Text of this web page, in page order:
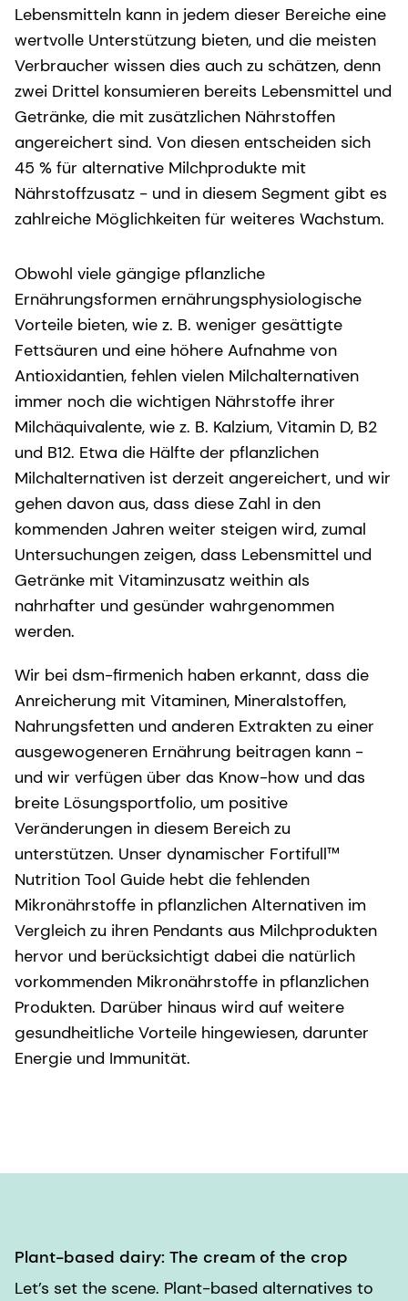
Lebensmitteln kann in jedem dieser Bereiche eine
wertvolle Unterstützung bieten, und die meisten
Verbraucher wissen dies auch zu schätzen, denn
zwei Drittel konsumieren bereits Lebensmittel und
Getränke, die mit zusätzlichen Nährstoffen
angereichert sind. Von diesen entscheiden sich
45 % für alternative Milchprodukte mit
Nährstoffzusatz - und in diesem Segment gibt es
zahlreiche Möglichkeiten für weiteres Wachstum.
Obwohl viele gängige pflanzliche
Ernährungsformen ernährungsphysiologische
Vorteile bieten, wie z. B. weniger gesättigte
Fettsäuren und eine höhere Aufnahme von
Antioxidantien, fehlen vielen Milchalternativen
immer noch die wichtigen Nährstoffe ihrer
Milchäquivalente, wie z. B. Kalzium, Vitamin D, B2
und B12. Etwa die Hälfte der pflanzlichen
Milchalternativen ist derzeit angereichert, und wir
gehen davon aus, dass diese Zahl in den
kommenden Jahren weiter steigen wird, zumal
Untersuchungen zeigen, dass Lebensmittel und
Getränke mit Vitaminzusatz weithin als
nahrhafter und gesünder wahrgenommen
werden.
Wir bei dsm-firmenich haben erkannt, dass die
Anreicherung mit Vitaminen, Mineralstoffen,
Nahrungsfetten und anderen Extrakten zu einer
ausgewogeneren Ernährung beitragen kann -
und wir verfügen über das Know-how und das
breite Lösungsportfolio, um positive
Veränderungen in diesem Bereich zu
unterstützen. Unser dynamischer Fortifull™
Nutrition Tool Guide hebt die fehlenden
Mikronährstoffe in pflanzlichen Alternativen im
Vergleich zu ihren Pendants aus Milchprodukten
hervor und berücksichtigt dabei die natürlich
vorkommenden Mikronährstoffe in pflanzlichen
Produkten. Darüber hinaus wird auf weitere
gesundheitliche Vorteile hingewiesen, darunter
Energie und Immunität.
Plant-based dairy: The cream of the crop
Let’s set the scene. Plant-based alternatives to